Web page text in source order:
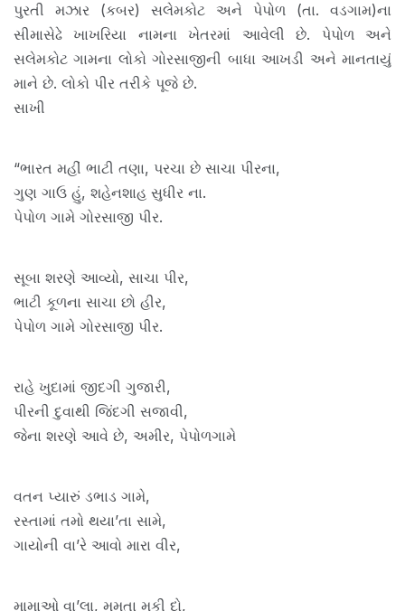
પુરતી મઝાર (કબર) સલેમકોટ અને પેપોળ (તા. વડગામ)ના
સીમાસેઢે ખાખરિયા નામના ખેતરમાં આવેલી છે. પેપોળ અને
સલેમકોટ ગામના લોકો ગોરસાજીની બાધા આખડી અને માનતાયું
માને છે. લોકો પીર તરીકે પૂજે છે.
સાખી
“ભારત મહીં ભાટી તણા, પરચા છે સાચા પીરના,
ગુણ ગાઉ હું, શહેનશાહ સુધીર ના.
પેપોળ ગામે ગોરસાજી પીર.
સૂબા શરણે આવ્યો, સાચા પીર,
ભાટી કૂળના સાચા છો હીર,
પેપોળ ગામે ગોરસાજી પીર.
રાહે ખુદામાં જીદગી ગુજારી,
પીરની દુવાથી જિંદગી સજાવી,
જેના શરણે આવે છે, અમીર, પેપોળગામે
વતન પ્યારું ડભાડ ગામે,
રસ્તામાં તમો થયા’તા સામે,
ગાયોની વા’રે આવો મારા વીર,
મામાઓ વા’લા, મમતા મૂકી દો,